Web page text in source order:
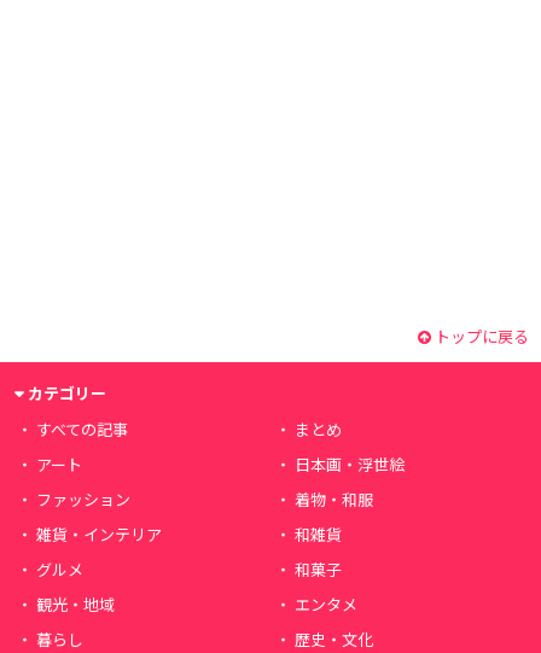
トップに戻る
カテゴリー
すべての記事
まとめ
アート
日本画・浮世絵
ファッション
着物・和服
雑貨・インテリア
和雑貨
グルメ
和菓子
観光・地域
エンタメ
暮らし
歴史・文化